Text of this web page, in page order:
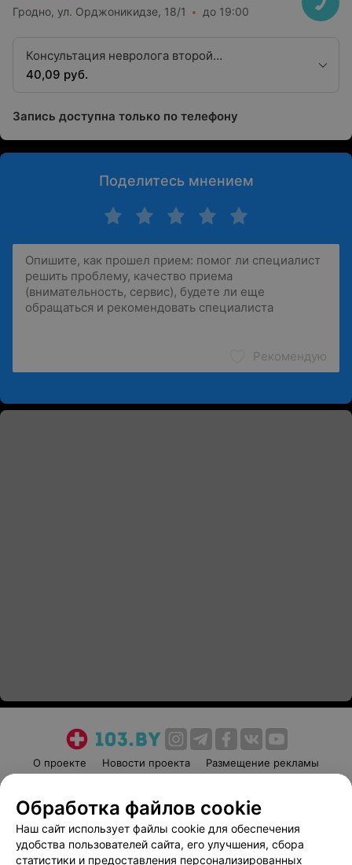
Гродно, ул. Орджоникидзе, 18/1 до 19:00
Консультация невролога второй
квалификационной категории
40,09 руб.
Запись доступна только по телефону
Поделитесь мнением
Рекомендую
О проекте Новости проекта
Размещение рекламы
Пользовательское соглашение
Способы оплаты
Вакансии
Партнеры
Написать руководителю 103.by
Обработка файлов cookie
Наш сайт использует файлы cookie для обеспечения
удобства пользователей сайта, его улучшения, сбора
статистики и предоставления персонализированных